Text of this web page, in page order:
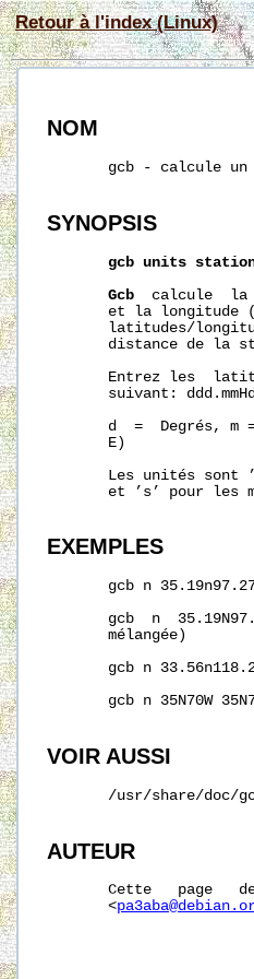
Retour à l'index (Linux)
NOM
gcb - calcule
SYNOPSIS
gcb units
Gcb
calcule  la
et la longitude
latitudes/
distance de la
Entrez les
suivant:
d  =  Degrés, m
       E)
Les unités sont
et ’s’ pour les
EXEMPLES
gcb n
gcb  n
       mélangée)
gcb n
gcb n 35N70W
VOIR AUSSI
/usr/share/doc/
AUTEUR
Cette   page
       <